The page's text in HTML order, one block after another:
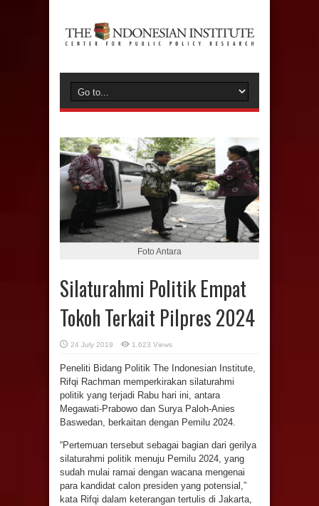
Foto Antara
Silaturahmi Politik Empat
Tokoh Terkait Pilpres 2024
24 July 2019 1,623 Views
Peneliti Bidang Politik The Indonesian Institute,
Rifqi Rachman memperkirakan silaturahmi
politik yang terjadi Rabu hari ini, antara
Megawati-Prabowo dan Surya Paloh-Anies
Baswedan, berkaitan dengan Pemilu 2024.
“Pertemuan tersebut sebagai bagian dari gerilya
silaturahmi politik menuju Pemilu 2024, yang
sudah mulai ramai dengan wacana mengenai
para kandidat calon presiden yang potensial,”
kata Rifqi dalam keterangan tertulis di Jakarta,